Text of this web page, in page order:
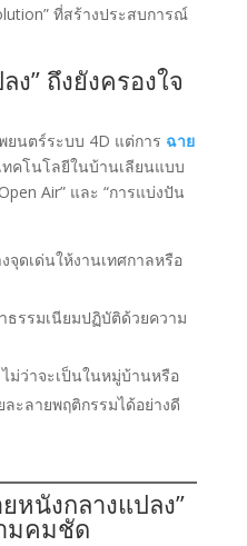
ที่สร้างประสบการณ์
ง” ถึงยังครองใจ
ยนตร์ระบบ 4D แต่การ ฉาย
ทคโนโลยีในบ้านเลียนแบบ
Air” และ “การแบ่งปัน
จุดเด่นให้งานเทศกาลหรือ
ธรรมเนียมปฏิบัติด้วยความ
ไม่ว่าจะเป็นในหมู่บ้านหรือ
ะลายพฤติกรรมได้อย่างดี
หนังกลางแปลง”
มคมชัด